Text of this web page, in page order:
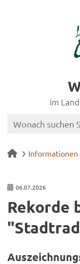
im
Informationen
06.07.2026
Re­kor­de